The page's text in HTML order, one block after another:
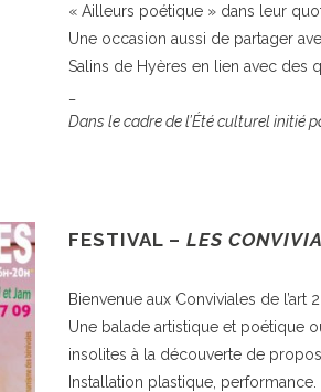
« Ailleurs poétique » dans leur
Une occasion aussi de partager
Salins de Hyères en lien avec des
Dans le cadre de l’Été culturel initié
FESTIVAL – LES
Bienvenue aux Conviviales de l’art
Une balade artistique et poétique
insolites à la découverte de
Installation plastique,